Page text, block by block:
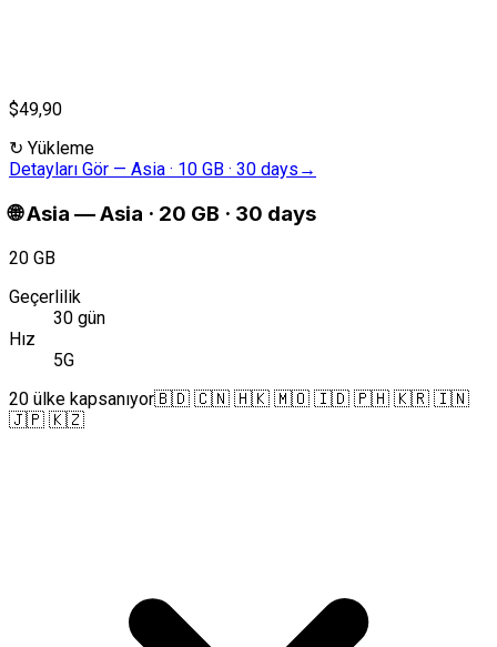
$49,90
↻ Yükleme
Detayları Gör — Asia · 10 GB · 30 days →
🌐Asia —Asia · 20 GB · 30 days
20 GB
Geçerlilik
30 gün
Hız
5G
20 ülke kapsanıyor🇧🇩 🇨🇳 🇭🇰 🇲🇴 🇮🇩 🇵🇭 🇰🇷 🇮🇳
🇯🇵 🇰🇿